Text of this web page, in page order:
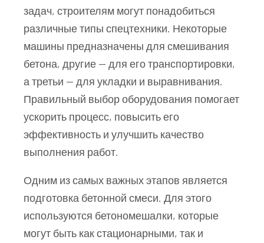
задач, строителям могут понадобиться
различные типы спецтехники. Некоторые
машины предназначены для смешивания
бетона, другие — для его транспортировки,
а третьи — для укладки и выравнивания.
Правильный выбор оборудования помогает
ускорить процесс, повысить его
эффективность и улучшить качество
выполнения работ.
Одним из самых важных этапов является
подготовка бетонной смеси. Для этого
используются бетономешалки, которые
могут быть как стационарными, так и